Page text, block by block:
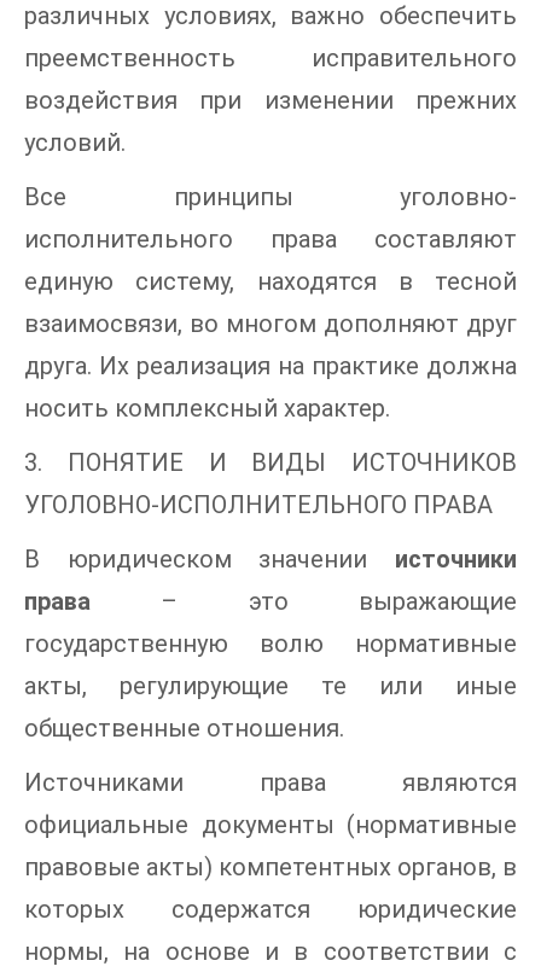
различных условиях, важно обеспечить
преемственность исправительного
воздействия при изменении прежних
условий.
Все принципы уголовно-
исполнительного права составляют
единую систему, находятся в тесной
взаимосвязи, во многом дополняют друг
друга. Их реализация на практике должна
носить комплексный характер.
3. ПОНЯТИЕ И ВИДЫ ИСТОЧНИКОВ
УГОЛОВНО-ИСПОЛНИТЕЛЬНОГО ПРАВА
В юридическом значении источники
права – это выражающие
государственную волю нормативные
акты, регулирующие те или иные
общественные отношения.
Источниками права являются
официальные документы (нормативные
правовые акты) компетентных органов, в
которых содержатся юридические
нормы, на основе и в соответствии с